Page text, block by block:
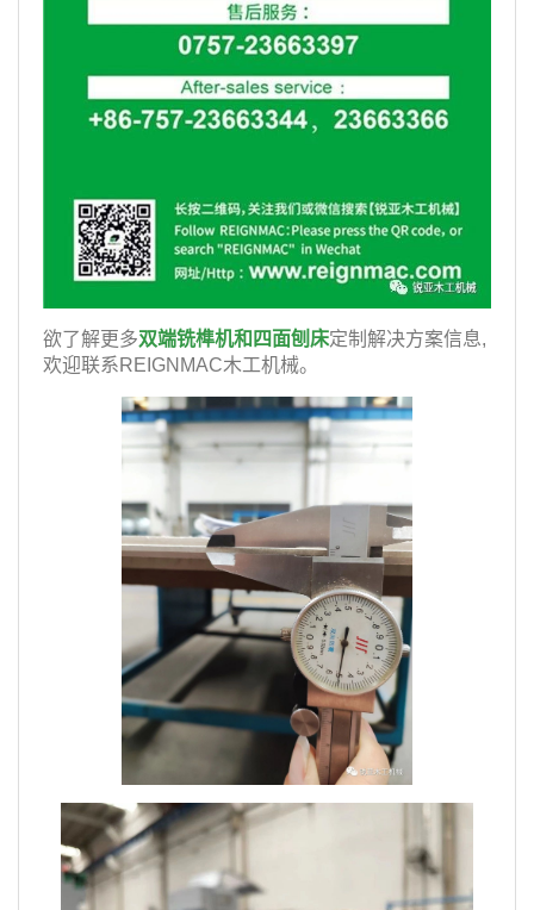
欲了解更多双端铣榫机和四面刨床定制解决方案信息,
欢迎联系REIGNMAC木工机械。